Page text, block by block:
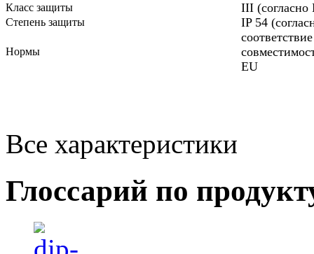
Класс защиты III (согласно
Степень защиты IP 54
Нормы
EU
Все характеристики
Глоссарий по